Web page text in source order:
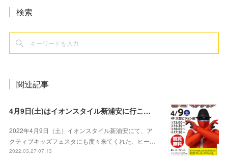
検索
関連記事
4月9日(土)はイオンスタイル新浦安に行こう！アクティブキッズフェスタにも登場したヒーローマジシャンがマジックを披露します！
2022年4月9日（土）イオンスタイル新浦安にて、ア
クティブキッズフェスタにも度々来てくれた、ヒー…
2022.03.27 07:13